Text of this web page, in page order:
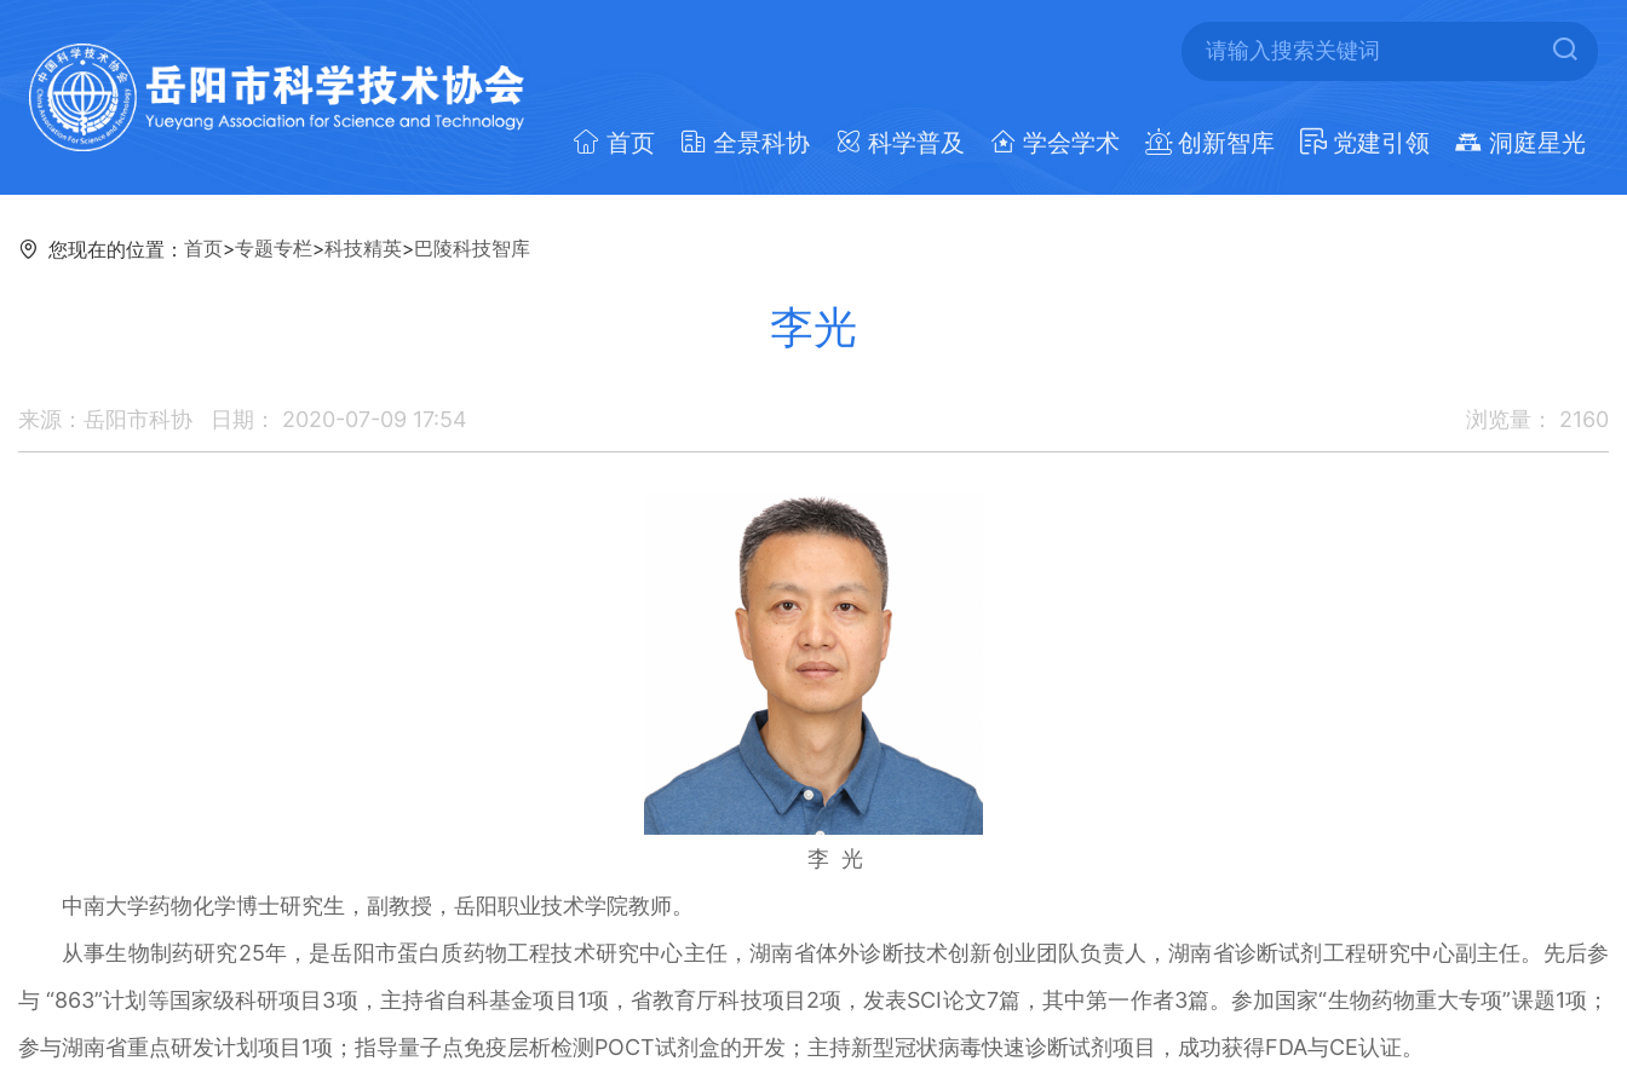
首页 全景科协 科学普及 学会学术 创新智库 党建引领 洞庭星光
您现在的位置： 首页>专题专栏>科技精英>巴陵科技智库
李光
来源：岳阳市科协 日期： 2020-07-09 17:54 浏览量： 2160
李 光
中南大学药物化学博士研究生，副教授，岳阳职业技术学院教师。
从事生物制药研究25年，是岳阳市蛋白质药物工程技术研究中心主任，湖南省体外诊断技术创新创业团队负责人，湖南省诊断试剂工程研究中心副主任。先后参
与 “863”计划等国家级科研项目3项，主持省自科基金项目1项，省教育厅科技项目2项，发表SCI论文7篇，其中第一作者3篇。参加国家“生物药物重大专项”课题1项；
参与湖南省重点研发计划项目1项；指导量子点免疫层析检测POCT试剂盒的开发；主持新型冠状病毒快速诊断试剂项目，成功获得FDA与CE认证。